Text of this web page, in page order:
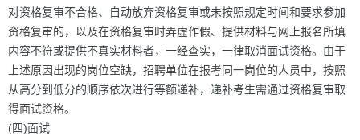
对资格复审不合格、自动放弃资格复审或未按照规定时间和要求参加
资格复审的，以及在资格复审时弄虚作假、提供材料与网上报名所填
内容不符或提供不真实材料者，一经查实，一律取消面试资格。由于
上述原因出现的岗位空缺，招聘单位在报考同一岗位的人员中，按照
从高分到低分的顺序依次进行等额递补，递补考生需通过资格复审取
得面试资格。
(四)面试